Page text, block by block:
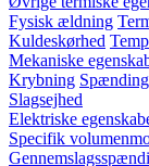
Fysisk ældning
Kuldeskørhed
Mekaniske
Krybning
Slagsejhed
Elektriske
Specifik